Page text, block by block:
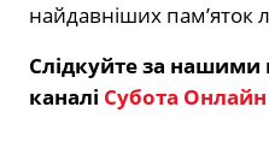
найдавніших пам’яток
Слідкуйте за
каналі Субота Онлайн